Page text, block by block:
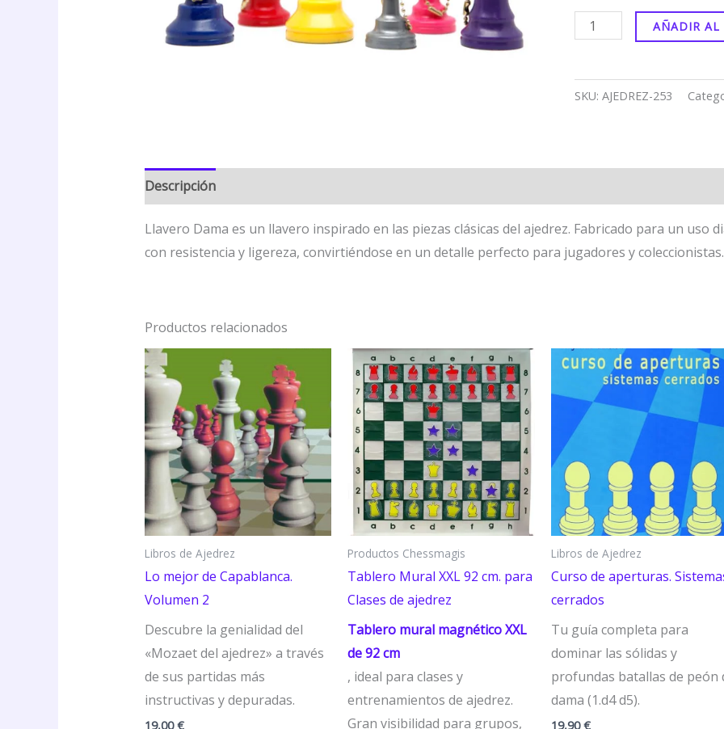
AÑADIR AL
SKU:AJEDREZ-253
Descripción
Llavero Dama es un llavero inspirado en las piezas clásicas del ajedrez. Fabricado para un uso
con resistencia y ligereza, convirtiéndose en un detalle perfecto para jugadores y coleccionistas.
Productos relacionados
Libros de Ajedrez
Lo mejor de Capablanca.
Volumen 2
Descubre la genialidad del
«Mozaet del ajedrez» a través
de sus partidas más
instructivas y depuradas.
19,00€
Productos Chessmagis
Tablero Mural XXL 92 cm. para
Clases de ajedrez
Tablero mural magnético XXL
de 92 cm
, ideal para clases y
entrenamientos de ajedrez.
Gran visibilidad para grupos,
Libros de Ajedrez
Curso de aperturas.
cerrados
Tu guía completa para
dominar las sólidas y
profundas batallas de peón
dama (1.d4 d5).
19,90€